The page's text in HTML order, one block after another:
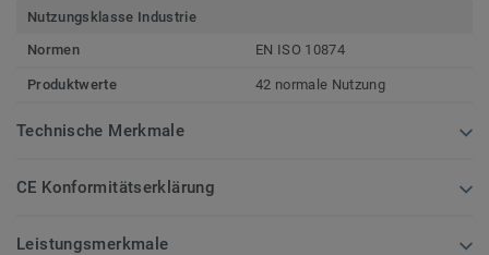
Nutzungsklasse Industrie
Normen
EN ISO 10874
Produktwerte 42 normale Nutzung
Technische Merkmale
CE Konformitätserklärung
Leistungsmerkmale